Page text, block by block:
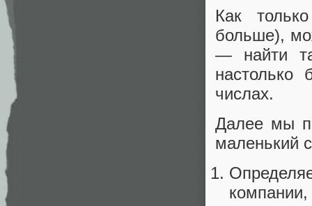
Как
больше),
— найти
настолько
числах.
Далее мы
маленький
компании,